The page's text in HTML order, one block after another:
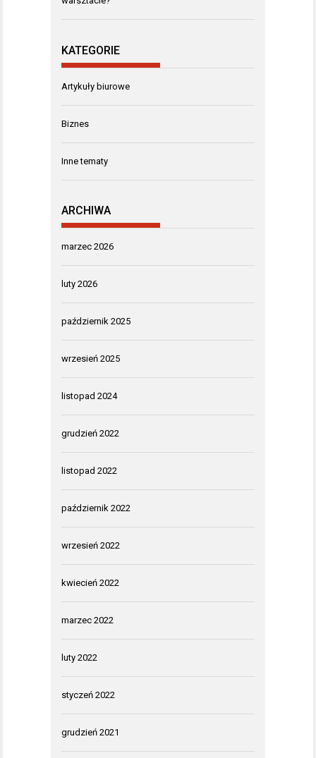
KATEGORIE
Artykuły biurowe
Biznes
Inne tematy
ARCHIWA
marzec 2026
luty 2026
październik 2025
wrzesień 2025
listopad 2024
grudzień 2022
listopad 2022
październik 2022
wrzesień 2022
kwiecień 2022
marzec 2022
luty 2022
styczeń 2022
grudzień 2021